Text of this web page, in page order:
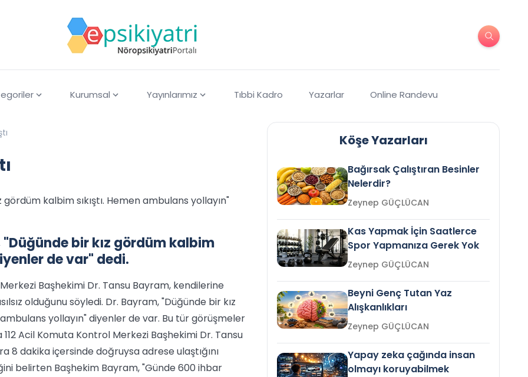
Kurumsal Yayınlarımız Tıbbi Kadro Yazarlar Online Randevu
kalbim sıkıştı. Hemen ambulans yollayın"
bir kız gördüm kalbim
de var" dedi.
Başhekimi Dr. Tansu Bayram, kendilerine
olduğunu söyledi. Dr. Bayram, "Düğünde bir kız
yollayın" diyenler de var. Bu tür görüşmeler
Acil Komuta Kontrol Merkezi Başhekimi Dr. Tansu
8 dakika içersinde doğruysa adrese ulaştığını
belirten Başhekim Bayram, "Günde 600 ihbar
Köşe Yazarları
Bağırsak Çalıştıran Besinler
Nelerdir?
Zeynep GÜÇLÜCAN
Kas Yapmak İçin Saatlerce
Spor Yapmanıza Gerek Yok
Zeynep GÜÇLÜCAN
Beyni Genç Tutan Yaz
Alışkanlıkları
Zeynep GÜÇLÜCAN
Yapay zeka çağında insan
olmayı koruyabilmek